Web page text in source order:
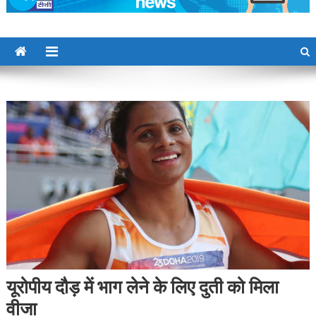
यूरोपीय दौड़ में भाग लेने के लिए दुती को मिला
वीजा